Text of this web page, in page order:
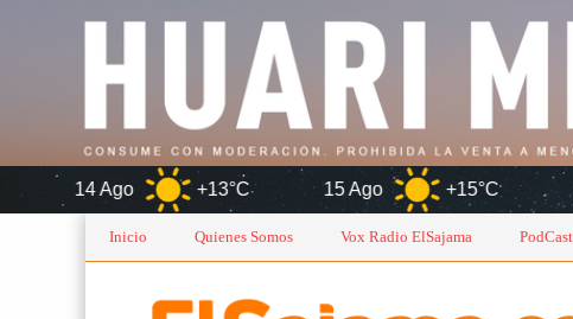
+13°C 15 Ago +15°C Oruro
Inicio Quienes Somos Vox Radio ElSajama PodCast